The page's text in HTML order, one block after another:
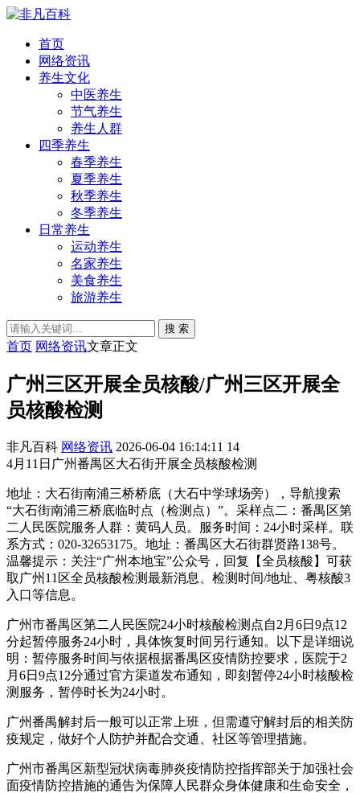
首页
网络资讯
养生文化
中医养生
节气养生
养生人群
四季养生
春季养生
夏季养生
秋季养生
冬季养生
日常养生
运动养生
名家养生
美食养生
旅游养生
搜 索
首页 网络资讯文章正文
广州三区开展全员核酸/广州三区开展全
员核酸检测
非凡百科 网络资讯 2026-06-04 16:14:11 14
4月11日广州番禺区大石街开展全员核酸检测
地址：大石街南浦三桥桥底（大石中学球场旁），导航搜索
“大石街南浦三桥底临时点（检测点）”。采样点二：番禺区第
二人民医院服务人群：黄码人员。服务时间：24小时采样。联
系方式：020-32653175。地址：番禺区大石街群贤路138号。
温馨提示：关注“广州本地宝”公众号，回复【全员核酸】可获
取广州11区全员核酸检测最新消息、检测时间/地址、粤核酸3
入口等信息。
广州市番禺区第二人民医院24小时核酸检测点自2月6日9点12
分起暂停服务24小时，具体恢复时间另行通知。以下是详细说
明：暂停服务时间与依据根据番禺区疫情防控要求，医院于2
月6日9点12分通过官方渠道发布通知，即刻暂停24小时核酸检
测服务，暂停时长为24小时。
广州番禺解封后一般可以正常上班，但需遵守解封后的相关防
疫规定，做好个人防护并配合交通、社区等管理措施。
广州市番禺区新型冠状病毒肺炎疫情防控指挥部关于加强社会
面疫情防控措施的通告为保障人民群众身体健康和生命安全，